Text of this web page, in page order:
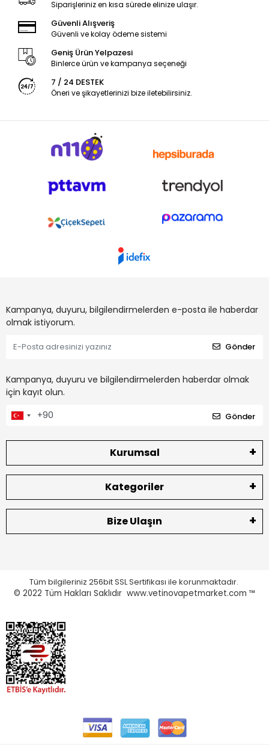
Siparişleriniz en kısa sürede elinize ulaşır.
Güvenli Alışveriş
Güvenli ve kolay ödeme sistemi
Geniş Ürün Yelpazesi
Binlerce ürün ve kampanya seçeneği
7 / 24 DESTEK
Öneri ve şikayetlerinizi bize iletebilirsiniz.
Kampanya, duyuru, bilgilendirmelerden e-posta ile haberdar
olmak istiyorum.
Gönder
Kampanya, duyuru ve bilgilendirmelerden haberdar olmak
için kayıt olun.
Gönder
Kurumsal
Kategoriler
Bize Ulaşın
Tüm bilgileriniz 256bit SSL Sertifikası ile korunmaktadır.
© 2022 Tüm Hakları Saklıdır www.vetinovapetmarket.com ™